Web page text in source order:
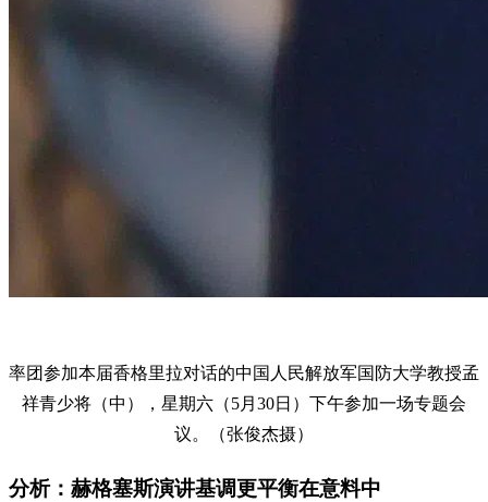
率团参加本届香格里拉对话的中国人民解放军国防大学教授孟
祥青少将（中），星期六（5月30日）下午参加一场专题会
议。（张俊杰摄）
分析：赫格塞斯演讲基调更平衡在意料中